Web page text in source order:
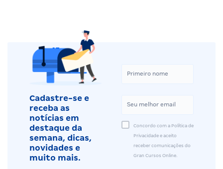
Cadastre-se e
receba as
notícias em
destaque da
semana, dicas,
novidades e
muito mais.
Concordo com a Política de
Privacidade e aceito
receber comunicações do
Gran Cursos Online.